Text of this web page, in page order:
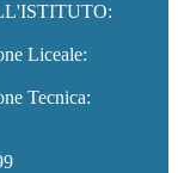
Liceale:
Tecnica: